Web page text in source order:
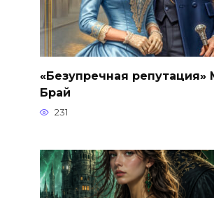
«Безупречная репутация»
Брай
231